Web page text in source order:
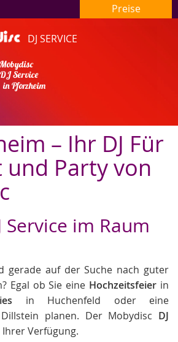
DJ SERVICE
Preise
– Ihr DJ Für
und Party von
Service im Raum
gerade auf der Suche nach guter
Egal ob Sie eine Hochzeitsfeier in
in Huchenfeld oder eine
planen. Der Mobydisc DJ
Verfügung.